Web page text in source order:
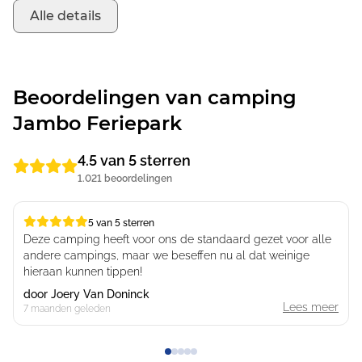
Alle details
Beoordelingen van camping
Jambo Feriepark
4.5 van 5 sterren
1.021 beoordelingen
5 van 5 sterren5 van 5 sterren
Deze camping heeft voor ons de standaard gezet voor alle
andere campings, maar we beseffen nu al dat weinige
hieraan kunnen tippen!
door Joery Van Doninck
7 maanden geleden Lees meer